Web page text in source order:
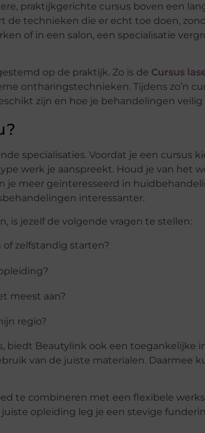
praktijkgerichte cursus boven een
de technieken die er echt toe doen,
of in een salon, een specialisatie
op de praktijk. Zo is de Cursus
ontharingstechnieken. Tijdens zo’n
zijn en hoe je behandelingen
specialisaties. Voordat je een cursus
werk je aanspreekt. Houd je van het
je meer geïnteresseerd in
interessanter.
is jezelf de volgende vragen te stellen:
zelfstandig starten?
meest aan?
regio?
biedt Beautylink ook een toegankelijke
van de juiste materialen. Daarmee
te combineren met een flexibele
opleiding leg je een stevige